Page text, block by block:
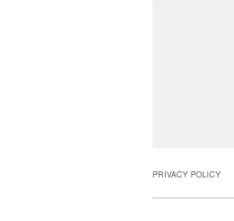
PRIVACY POLICY